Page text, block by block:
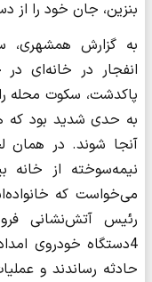
بنزین، جان خود را از
انفجار در خانه‌ای
پاکدشت، سکوت محله
به حدی شدید بود که
آنجا شوند. در همان
نیمه‌سوخته از خانه
می‌خواست که
رئیس آتش‌نشانی
حادثه رساندند و